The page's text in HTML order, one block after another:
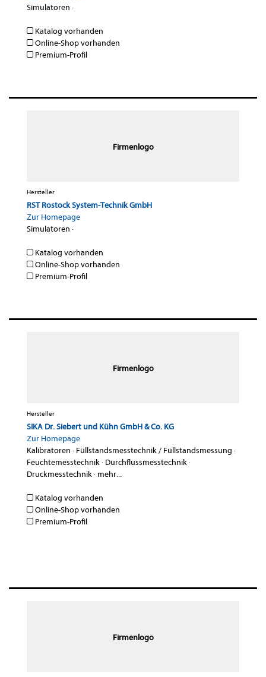
Simulatoren ·
Katalog vorhanden
Online-Shop vorhanden
Premium-Profil
Firmenlogo
Hersteller
RST Rostock System-Technik GmbH
Zur Homepage
Simulatoren ·
Katalog vorhanden
Online-Shop vorhanden
Premium-Profil
Firmenlogo
Hersteller
SIKA Dr. Siebert und Kühn GmbH & Co. KG
Zur Homepage
Kalibratoren · Füllstandsmesstechnik / Füllstandsmessung ·
Feuchtemesstechnik· Durchflussmesstechnik·
Druckmesstechnik· mehr...
Katalog vorhanden
Online-Shop vorhanden
Premium-Profil
Firmenlogo